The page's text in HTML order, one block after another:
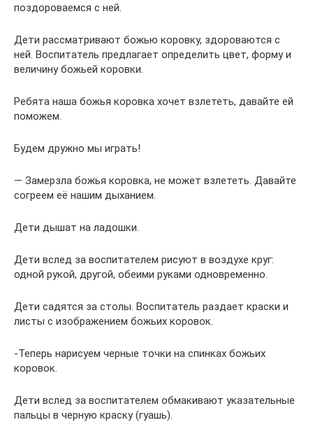
поздороваемся с ней.
Дети рассматривают божью коровку, здороваются с
ней. Воспитатель предлагает определить цвет, форму и
величину божьей коровки.
Ребята наша божья коровка хочет взлететь, давайте ей
поможем.
Будем дружно мы играть!
— Замерзла божья коровка, не может взлететь. Давайте
согреем её нашим дыханием.
Дети дышат на ладошки.
Дети вслед за воспитателем рисуют в воздухе круг:
одной рукой, другой, обеими руками одновременно.
Дети садятся за столы. Воспитатель раздает краски и
листы с изображением божьих коровок.
-Теперь нарисуем черные точки на спинках божьих
коровок.
Дети вслед за воспитателем обмакивают указательные
пальцы в черную краску (гуашь).